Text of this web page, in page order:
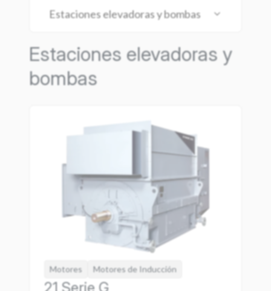
Estaciones elevadoras y bombas
Estaciones elevadoras y
bombas
Motores Motores de Inducción